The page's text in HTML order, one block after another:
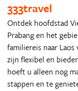
333travel
Ontdek hoofdstad
Prabang en het
familiereis naar
zijn flexibel en
hoeft u alleen nog
stappen en te